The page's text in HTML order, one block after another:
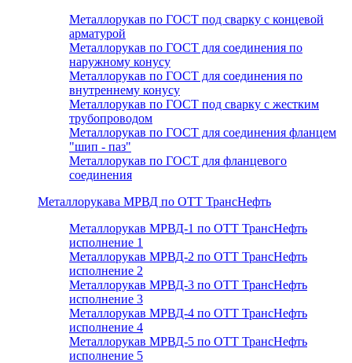
Металлорукав по ГОСТ под сварку с концевой
арматурой
Металлорукав по ГОСТ для соединения по
наружному конусу
Металлорукав по ГОСТ для соединения по
внутреннему конусу
Металлорукав по ГОСТ под сварку с жестким
трубопроводом
Металлорукав по ГОСТ для соединения фланцем
"шип - паз"
Металлорукав по ГОСТ для фланцевого
соединения
Металлорукава МРВД по ОТТ ТрансНефть
Металлорукав МРВД-1 по ОТТ ТрансНефть
исполнение 1
Металлорукав МРВД-2 по ОТТ ТрансНефть
исполнение 2
Металлорукав МРВД-3 по ОТТ ТрансНефть
исполнение 3
Металлорукав МРВД-4 по ОТТ ТрансНефть
исполнение 4
Металлорукав МРВД-5 по ОТТ ТрансНефть
исполнение 5